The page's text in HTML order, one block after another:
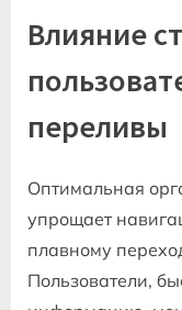
Влияние
переливы
Оптимальная
упрощает
плавному
Пользователи,